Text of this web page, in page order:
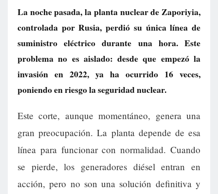
La noche pasada, la planta nuclear de Zaporiyia,
controlada por Rusia, perdió su única línea de
suministro eléctrico durante una hora. Este
problema no es aislado: desde que empezó la
invasión en 2022, ya ha ocurrido 16 veces,
poniendo en riesgo la seguridad nuclear.
Este corte, aunque momentáneo, genera una
gran preocupación. La planta depende de esa
línea para funcionar con normalidad. Cuando
se pierde, los generadores diésel entran en
acción, pero no son una solución definitiva y